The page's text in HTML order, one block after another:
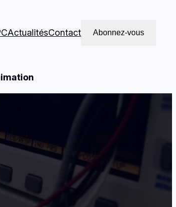
ActualitésContact Abonnez-vous